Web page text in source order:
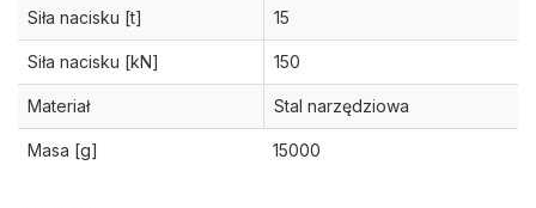
Siła nacisku [t] 15
Siła nacisku [kN] 150
Materiał Stal narzędziowa
Masa [g] 15000